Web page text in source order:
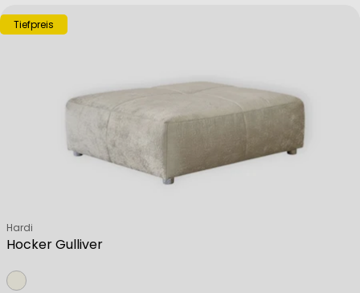
Tiefpreis
Hocker Gulliver
Verkäufer:
Hardi